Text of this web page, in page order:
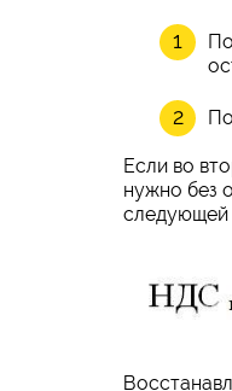
Если во
нужно без
следующей